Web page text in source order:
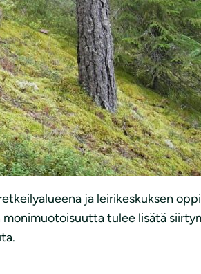
ja leirikeskuksen
tulee lisätä